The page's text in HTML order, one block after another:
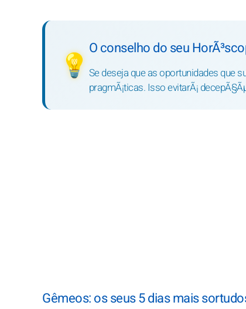
💡
O conselho do seu
Se deseja que as oportunidades que
pragmÃ¡ticas. Isso evitarÃ¡
Gêmeos: os seus 5 dias mais